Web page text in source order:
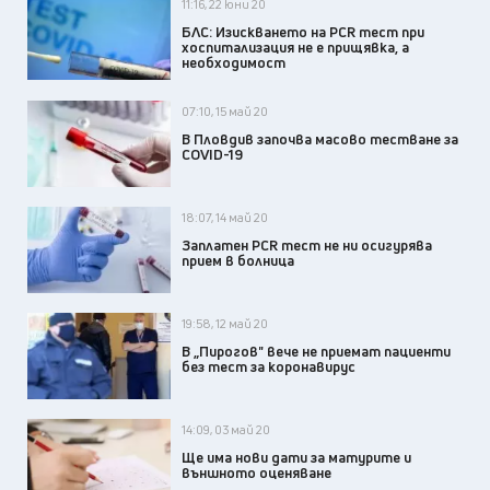
11:16, 22 юни 20
БЛС: Изискването на PCR тест при
хоспитализация не е прищявка, а
необходимост
07:10, 15 май 20
В Пловдив започва масово тестване за
COVID-19
18:07, 14 май 20
Заплатен PCR тест не ни осигурява
прием в болница
19:58, 12 май 20
В „Пирогов" вече не приемат пациенти
без тест за коронавирус
14:09, 03 май 20
Ще има нови дати за матурите и
външното оценяване